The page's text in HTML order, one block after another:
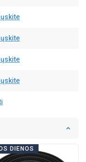
DIENOS